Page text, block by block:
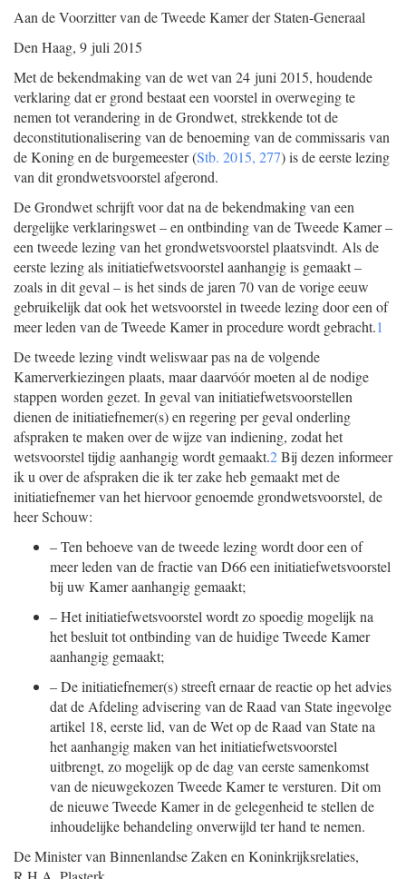
Aan de Voorzitter van de Tweede Kamer der Staten-Generaal
Den Haag, 9 juli 2015
Met de bekendmaking van de wet van 24 juni 2015, houdende
verklaring dat er grond bestaat een voorstel in overweging te
nemen tot verandering in de Grondwet, strekkende tot de
deconstitutionalisering van de benoeming van de commissaris van
de Koning en de burgemeester (Stb. 2015, 277) is de eerste lezing
van dit grondwetsvoorstel afgerond.
De Grondwet schrijft voor dat na de bekendmaking van een
dergelijke verklaringswet – en ontbinding van de Tweede Kamer –
een tweede lezing van het grondwetsvoorstel plaatsvindt. Als de
eerste lezing als initiatiefwetsvoorstel aanhangig is gemaakt –
zoals in dit geval – is het sinds de jaren 70 van de vorige eeuw
gebruikelijk dat ook het wetsvoorstel in tweede lezing door een of
meer leden van de Tweede Kamer in procedure wordt gebracht.1
De tweede lezing vindt weliswaar pas na de volgende
Kamerverkiezingen plaats, maar daarvóór moeten al de nodige
stappen worden gezet. In geval van initiatiefwetsvoorstellen
dienen de initiatiefnemer(s) en regering per geval onderling
afspraken te maken over de wijze van indiening, zodat het
wetsvoorstel tijdig aanhangig wordt gemaakt.2Bij dezen informeer
ik u over de afspraken die ik ter zake heb gemaakt met de
initiatiefnemer van het hiervoor genoemde grondwetsvoorstel, de
heer Schouw:
–Ten behoeve van de tweede lezing wordt door een of
meer leden van de fractie van D66 een initiatiefwetsvoorstel
bij uw Kamer aanhangig gemaakt;
–Het initiatiefwetsvoorstel wordt zo spoedig mogelijk na
het besluit tot ontbinding van de huidige Tweede Kamer
aanhangig gemaakt;
–De initiatiefnemer(s) streeft ernaar de reactie op het advies
dat de Afdeling advisering van de Raad van State ingevolge
artikel 18, eerste lid, van de Wet op de Raad van State na
het aanhangig maken van het initiatiefwetsvoorstel
uitbrengt, zo mogelijk op de dag van eerste samenkomst
van de nieuwgekozen Tweede Kamer te versturen. Dit om
de nieuwe Tweede Kamer in de gelegenheid te stellen de
inhoudelijke behandeling onverwijld ter hand te nemen.
De Minister van Binnenlandse Zaken en Koninkrijksrelaties,